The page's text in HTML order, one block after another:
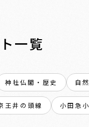
一覧
神社仏閣・歴史 自
王井の頭線 小田急